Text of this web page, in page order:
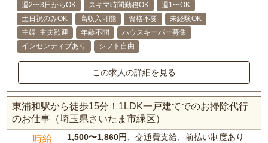
週2〜3日からOK スキマ時間勤務OK
週1〜OK
土日祝のみOK
高収入可能 資格不要
未経験OK
主婦･主夫歓迎
年齢不問
ハウスキーパー募集
インセンティブあり
シフト自由
この求人の詳細を見る
東浦和駅から徒歩15分！1LDK一戸建てでのお掃除代行
のお仕事（埼玉県さいたま市緑区）
時給 1,500〜1,860円、交通費支給、前払い制度あり